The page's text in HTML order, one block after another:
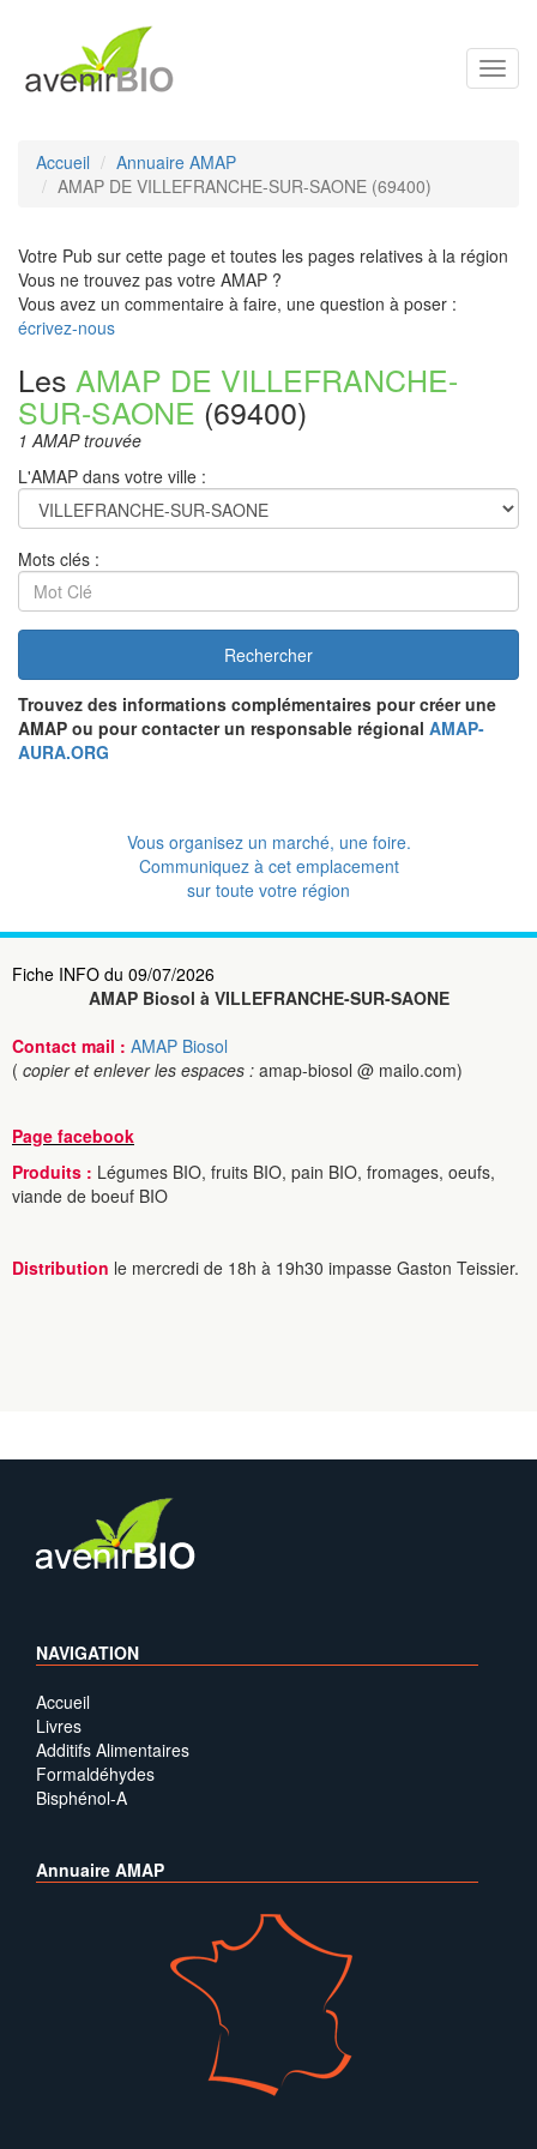
Accueil
Annuaire AMAP
AMAP DE VILLEFRANCHE-SUR-SAONE (69400)
Votre Pub sur cette page et toutes les pages relatives à la région
Vous ne trouvez pas votre AMAP ?
Vous avez un commentaire à faire, une question à poser :
écrivez-nous
Les AMAP DE VILLEFRANCHE-
SUR-SAONE (69400)
1 AMAP trouvée
L'AMAP dans votre ville :
Mots clés :
Rechercher
Trouvez des informations complémentaires pour créer une
AMAP ou pour contacter un responsable régional AMAP-
AURA.ORG
Vous organisez un marché, une foire.
Communiquez à cet emplacement
sur toute votre région
Fiche INFO du 09/07/2026
AMAP Biosol à VILLEFRANCHE-SUR-SAONE
Contact mail : AMAP Biosol
( copier et enlever les espaces : amap-biosol @ mailo.com)
Page facebook
Produits : Légumes BIO, fruits BIO, pain BIO, fromages, oeufs,
viande de boeuf BIO
Distribution le mercredi de 18h à 19h30 impasse Gaston Teissier.
NAVIGATION
Accueil
Livres
Additifs Alimentaires
Formaldéhydes
Bisphénol-A
Annuaire AMAP